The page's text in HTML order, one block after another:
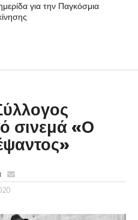
για την Παγκόσμια
σινεμά «Ο